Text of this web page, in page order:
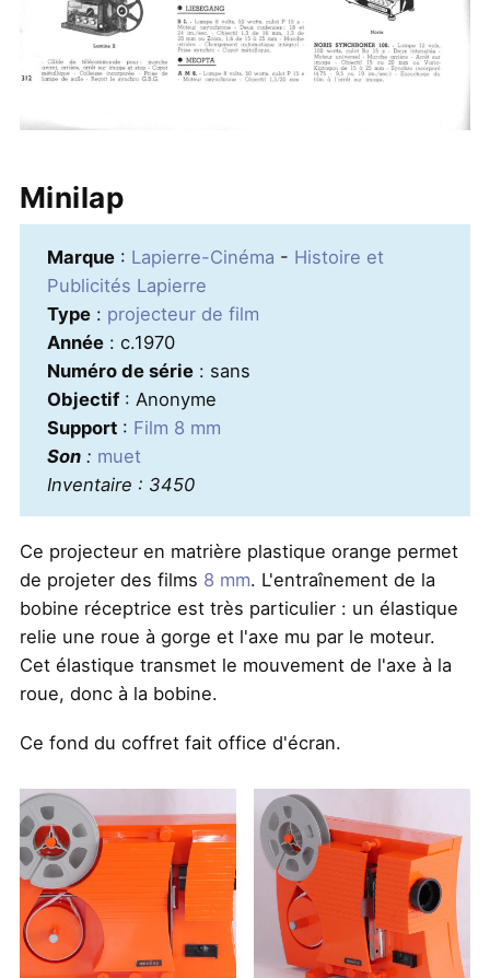
Minilap
Marque: Lapierre-Cinéma - Histoire et
Publicités Lapierre
Type: projecteur de film
Année: c.1970
Numéro de série: sans
Objectif: Anonyme
Support: Film 8 mm
Son: muet
Inventaire : 3450
Ce projecteur en matrière plastique orange permet
de projeter des films 8 mm. L'entraînement de la
bobine réceptrice est très particulier : un élastique
relie une roue à gorge et l'axe mu par le moteur.
Cet élastique transmet le mouvement de l'axe à la
roue, donc à la bobine.
Ce fond du coffret fait office d'écran.